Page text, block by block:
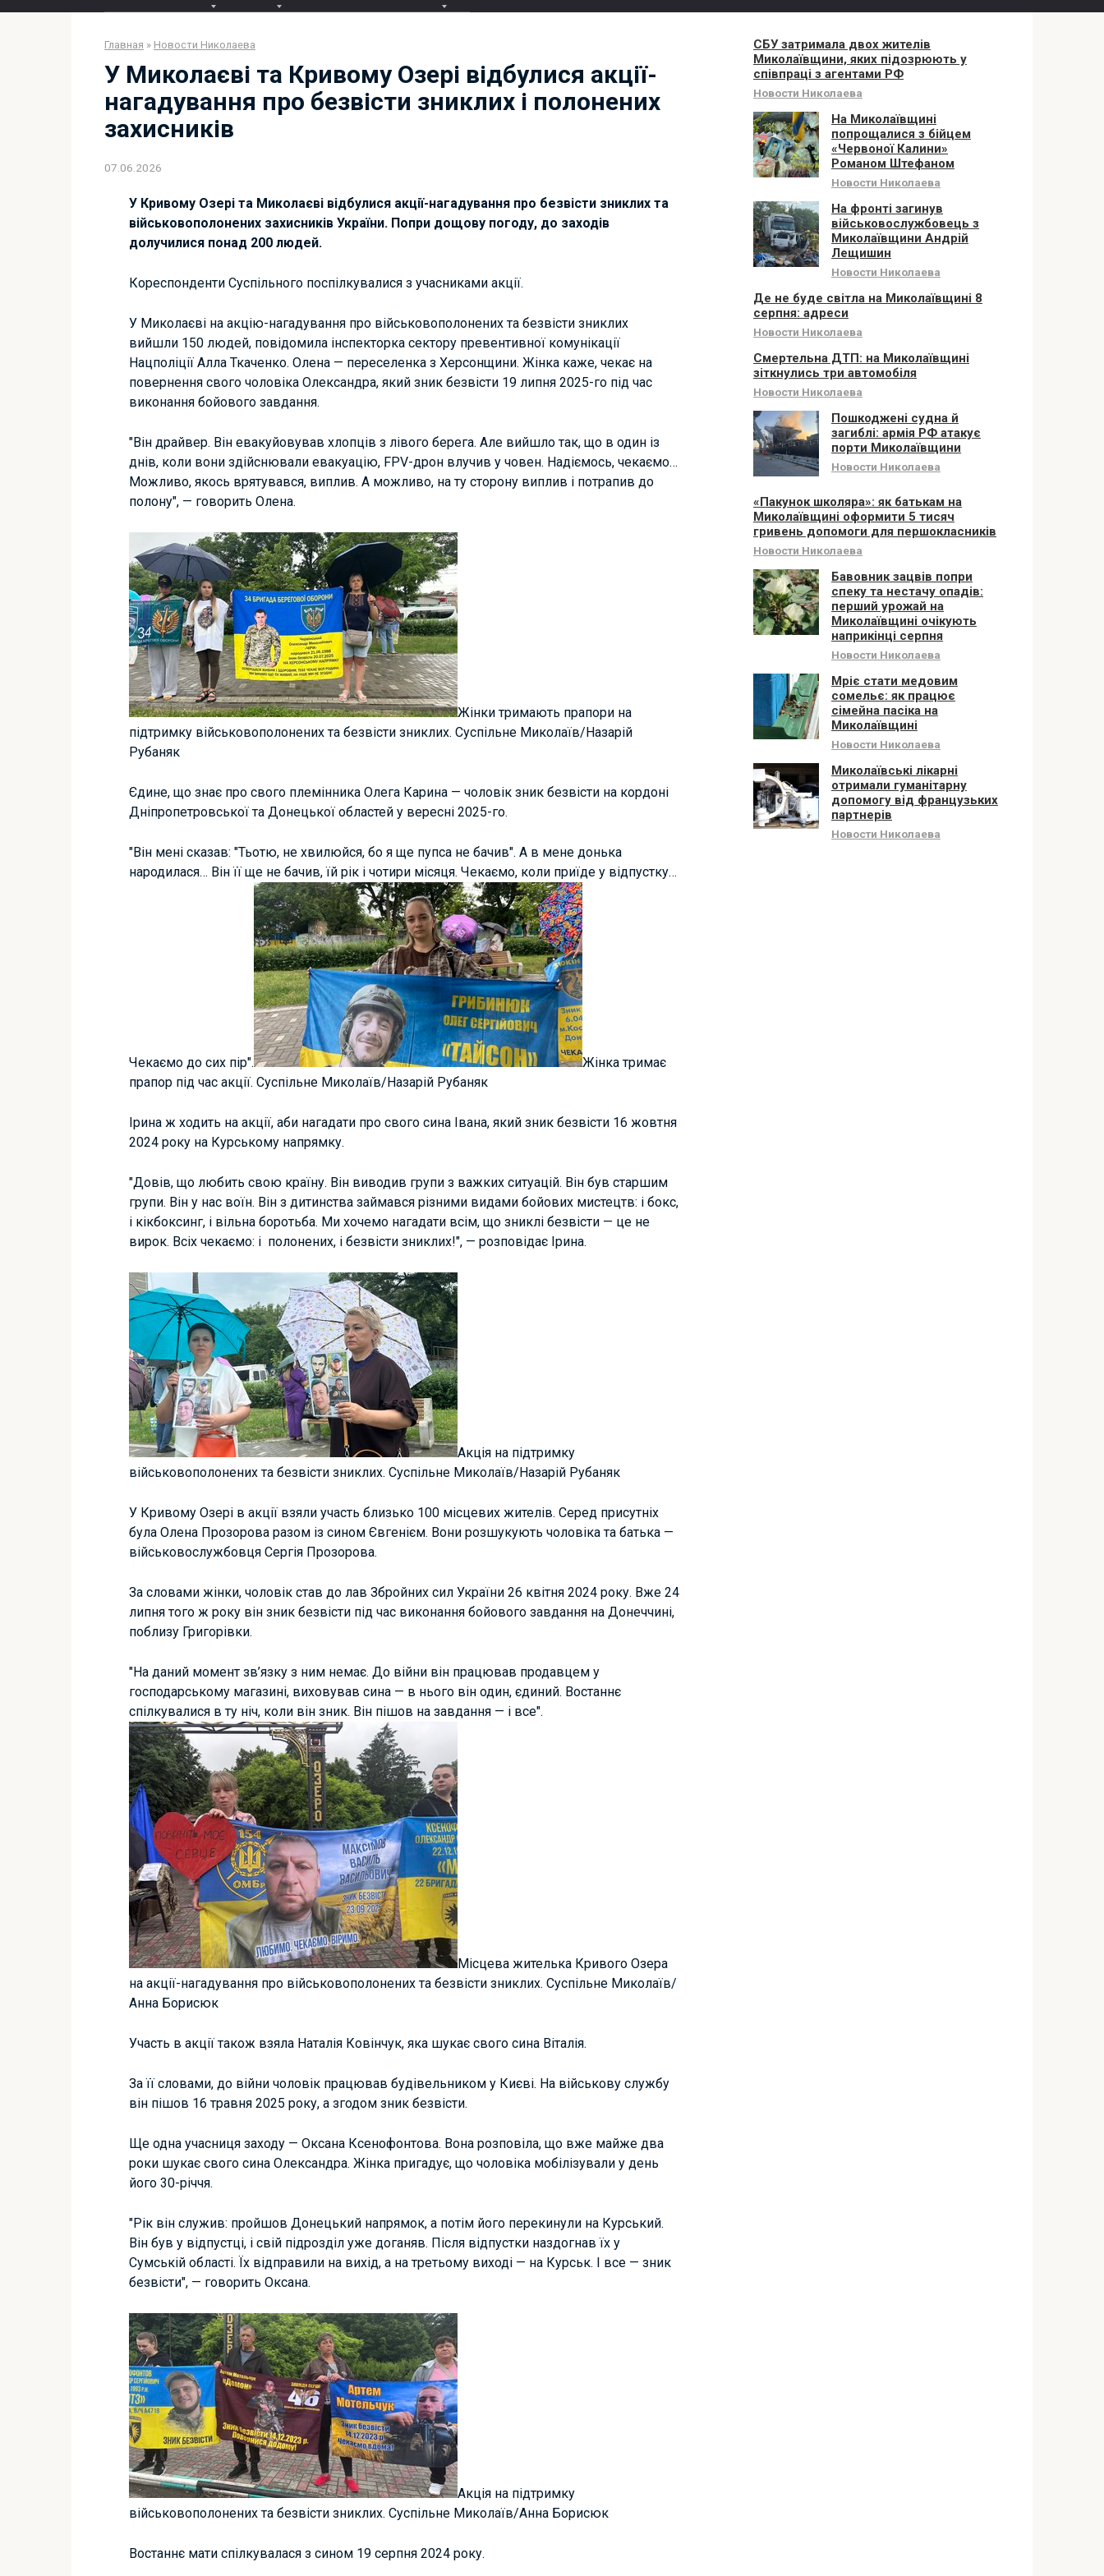
Главная » Новости Николаева
У Миколаєві та Кривому Озері відбулися акції-
нагадування про безвісти зниклих і полонених
захисників
07.06.2026
У Кривому Озері та Миколаєві відбулися акції-нагадування про безвісти зниклих та
військовополонених захисників України. Попри дощову погоду, до заходів
долучилися понад 200 людей.
Кореспонденти Суспільного поспілкувалися з учасниками акції.
У Миколаєві на акцію-нагадування про військовополонених та безвісти зниклих
вийшли 150 людей, повідомила інспекторка сектору превентивної комунікації
Нацполіції Алла Ткаченко. Олена — переселенка з Херсонщини. Жінка каже, чекає на
повернення свого чоловіка Олександра, який зник безвісти 19 липня 2025-го під час
виконання бойового завдання.
"Він драйвер. Він евакуйовував хлопців з лівого берега. Але вийшло так, що в один із
днів, коли вони здійснювали евакуацію, FPV-дрон влучив у човен. Надіємось, чекаємо…
Можливо, якось врятувався, виплив. А можливо, на ту сторону виплив і потрапив до
полону", — говорить Олена.
Жінки тримають прапори на
підтримку військовополонених та безвісти зниклих. Суспільне Миколаїв/Назарій
Рубаняк
Єдине, що знає про свого племінника Олега Карина — чоловік зник безвісти на кордоні
Дніпропетровської та Донецької областей у вересні 2025-го.
"Він мені сказав: "Тьотю, не хвилюйся, бо я ще пупса не бачив". А в мене донька
народилася… Він її ще не бачив, їй рік і чотири місяця. Чекаємо, коли приїде у відпустку…
Чекаємо до сих пір".
Жінка тримає
прапор під час акції. Суспільне Миколаїв/Назарій Рубаняк
Ірина ж ходить на акції, аби нагадати про свого сина Івана, який зник безвісти 16 жовтня
2024 року на Курському напрямку.
"Довів, що любить свою країну. Він виводив групи з важких ситуацій. Він був старшим
групи. Він у нас воїн. Він з дитинства займався різними видами бойових мистецтв: і бокс,
і кікбоксинг, і вільна боротьба. Ми хочемо нагадати всім, що зниклі безвісти — це не
вирок. Всіх чекаємо: і полонених, і безвісти зниклих!", — розповідає Ірина.
Акція на підтримку
військовополонених та безвісти зниклих. Суспільне Миколаїв/Назарій Рубаняк
У Кривому Озері в акції взяли участь близько 100 місцевих жителів. Серед присутніх
була Олена Прозорова разом із сином Євгенієм. Вони розшукують чоловіка та батька —
військовослужбовця Сергія Прозорова.
За словами жінки, чоловік став до лав Збройних сил України 26 квітня 2024 року. Вже 24
липня того ж року він зник безвісти під час виконання бойового завдання на Донеччині,
поблизу Григорівки.
"На даний момент зв’язку з ним немає. До війни він працював продавцем у
господарському магазині, виховував сина — в нього він один, єдиний. Востаннє
спілкувалися в ту ніч, коли він зник. Він пішов на завдання — і все".
Місцева жителька Кривого Озера
на акції-нагадування про військовополонених та безвісти зниклих. Суспільне Миколаїв/
Анна Борисюк
Участь в акції також взяла Наталія Ковінчук, яка шукає свого сина Віталія.
За її словами, до війни чоловік працював будівельником у Києві. На військову службу
він пішов 16 травня 2025 року, а згодом зник безвісти.
Ще одна учасниця заходу — Оксана Ксенофонтова. Вона розповіла, що вже майже два
роки шукає свого сина Олександра. Жінка пригадує, що чоловіка мобілізували у день
його 30-річчя.
"Рік він служив: пройшов Донецький напрямок, а потім його перекинули на Курський.
Він був у відпустці, і свій підрозділ уже доганяв. Після відпустки наздогнав їх у
Сумській області. Їх відправили на вихід, а на третьому виході — на Курськ. І все — зник
безвісти", — говорить Оксана.
Акція на підтримку
військовополонених та безвісти зниклих. Суспільне Миколаїв/Анна Борисюк
Востаннє мати спілкувалася з сином 19 серпня 2024 року.
СБУ затримала двох жителів
Миколаївщини, яких підозрюють у
співпраці з агентами РФ
Новости Николаева
На Миколаївщині
попрощалися з бійцем
«Червоної Калини»
Романом Штефаном
Новости Николаева
На фронті загинув
військовослужбовець з
Миколаївщини Андрій
Лещишин
Новости Николаева
Де не буде світла на Миколаївщині 8
серпня: адреси
Новости Николаева
Смертельна ДТП: на Миколаївщині
зіткнулись три автомобіля
Новости Николаева
Пошкоджені судна й
загиблі: армія РФ атакує
порти Миколаївщини
Новости Николаева
«Пакунок школяра»: як батькам на
Миколаївщині оформити 5 тисяч
гривень допомоги для першокласників
Новости Николаева
Бавовник зацвів попри
спеку та нестачу опадів:
перший урожай на
Миколаївщині очікують
наприкінці серпня
Новости Николаева
Мріє стати медовим
сомельє: як працює
сімейна пасіка на
Миколаївщині
Новости Николаева
Миколаївські лікарні
отримали гуманітарну
допомогу від французьких
партнерів
Новости Николаева